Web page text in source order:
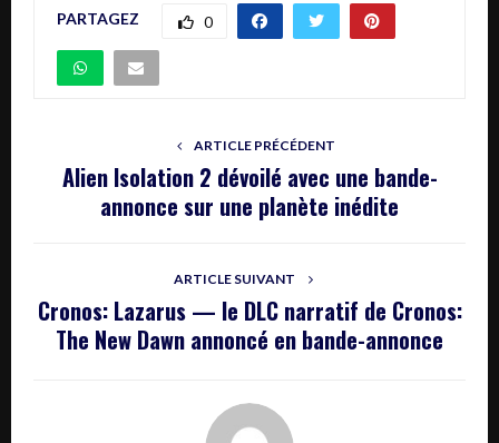
PARTAGEZ 0
ARTICLE PRÉCÉDENT
Alien Isolation 2 dévoilé avec une bande-
annonce sur une planète inédite
ARTICLE SUIVANT
Cronos: Lazarus — le DLC narratif de Cronos:
The New Dawn annoncé en bande-annonce